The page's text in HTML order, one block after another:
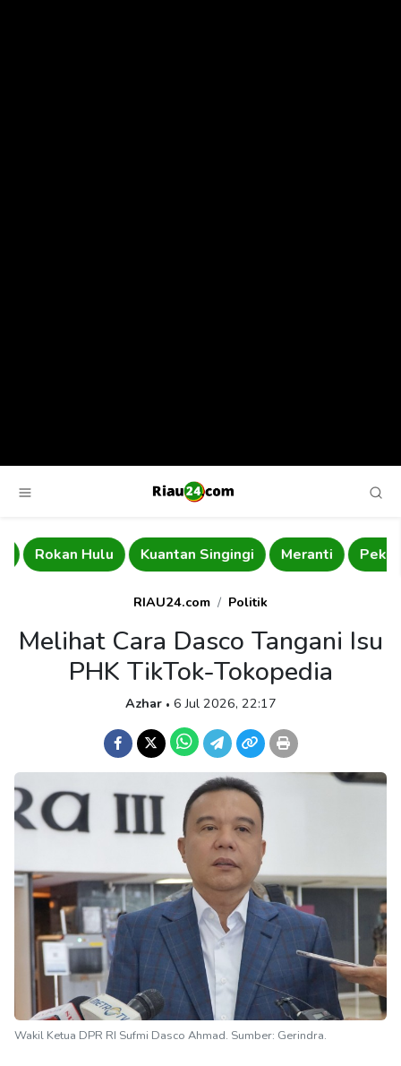
Rokan Hulu Kuantan Singingi Meranti
RIAU24.com Politik
Melihat Cara Dasco Tangani Isu
PHK TikTok-Tokopedia
Azhar • 6 Jul 2026, 22:17
Wakil Ketua DPR RI Sufmi Dasco Ahmad. Sumber: Gerindra.